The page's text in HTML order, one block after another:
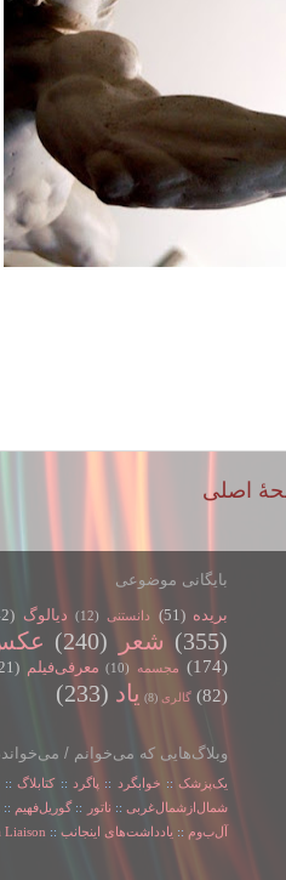
اصلی
بایگانی موضوعی
بریده (51) دانستنی (12) دیالوگ
(355) شعر (240)
(174) مجسمه (10) معرفی‌فیلم
(82) گالری (8) یاد (233)
وبلاگ‌هایی که می‌خوانم /
یک‌پزشک:: خوابگرد :: پاگرد ::کتابلاگ::
شمال‌از‌شمال‌غربی :: ناتور :: گوریل‌فهیم ::
آل‌ب‌و‌م :: یادداشت‌های اینجانب ::
Liaison